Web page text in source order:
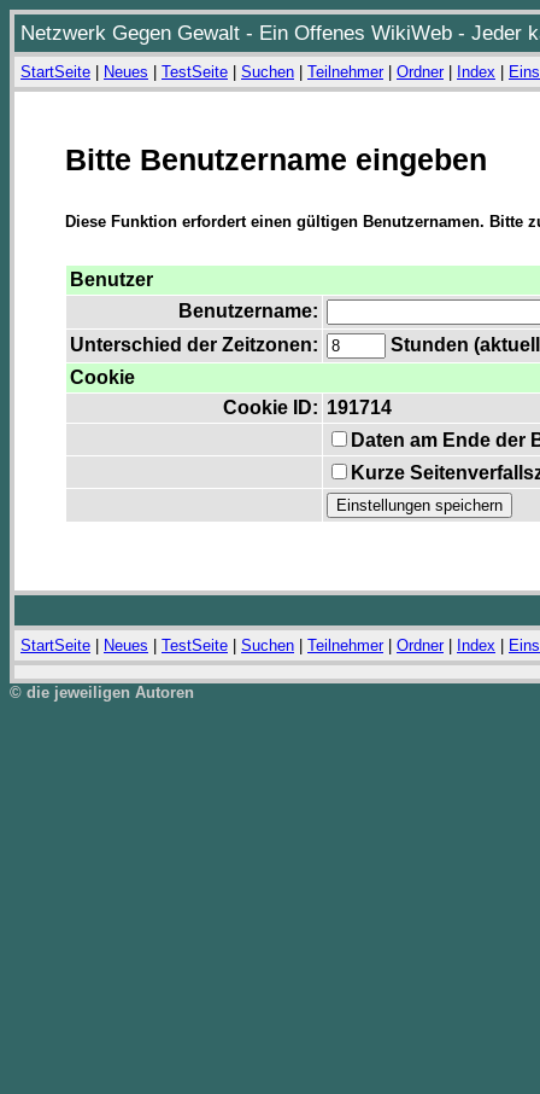
Netzwerk Gegen Gewalt - Ein Offenes WikiWeb - Jeder
StartSeite Neues TestSeite Suchen Teilnehmer| Ordner| Index
Bitte Benutzername eingeben
Diese Funktion erfordert einen gültigen Benutzernamen. Bitte
Benutzer
Benutzername:
Unterschied der Zeitzonen:
Stunden
Cookie
Cookie ID: 191714
Daten am Ende der
Kurze
StartSeite Neues TestSeite Suchen Teilnehmer| Ordner| Index
© die jeweiligen Autoren